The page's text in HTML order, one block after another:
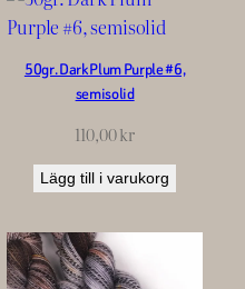
50gr. Dark Plum Purple #6,
semisolid
110,00kr
Lägg till i varukorg